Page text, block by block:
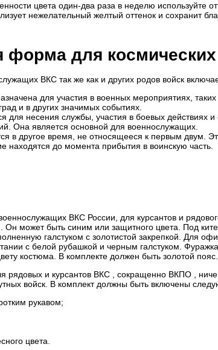
цвета один-два раза в неделю используйте
нежелательный желтый оттенок и сохранит
форма для космических
ВКС так же как и других родов войск
для участия в военных мероприятиях, таких
и в других значимых событиях.
для несения службы, участия в боевых действиях
Она является основной для военнослужащих.
в другое время, не относящееся к первым двум.
находятся до момента прибытия в воинскую часть.
ВКС России, для курсантов и
Он может быть синим или защитного цвета. Под
галстуком с золотистой закрепкой. Для
с белой рубашкой и черным галстуком.
костюма. В комплекте должен быть золотой пояс.
рядовых и курсантов ВКС , сокращенно ВКПО ,
войск. В комплект должны быть включены
рукавом;
цвета.